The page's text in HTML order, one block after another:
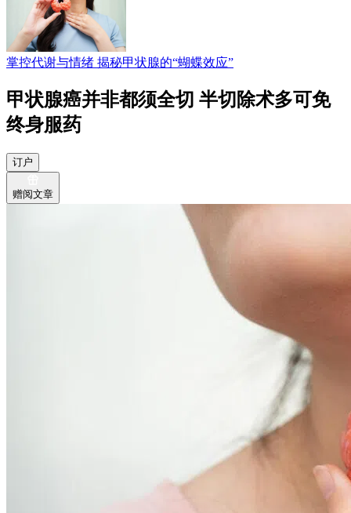
掌控代谢与情绪 揭秘甲状腺的“蝴蝶效应”
甲状腺癌并非都须全切 半切除术多可免
终身服药
订户
赠阅文章